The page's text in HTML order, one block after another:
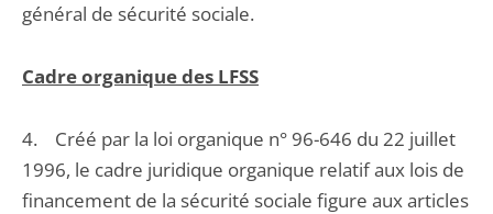
général de sécurité sociale.
Cadre organique des LFSS
4. Créé par la loi organique n° 96-646 du 22 juillet
1996, le cadre juridique organique relatif aux lois de
financement de la sécurité sociale figure aux articles